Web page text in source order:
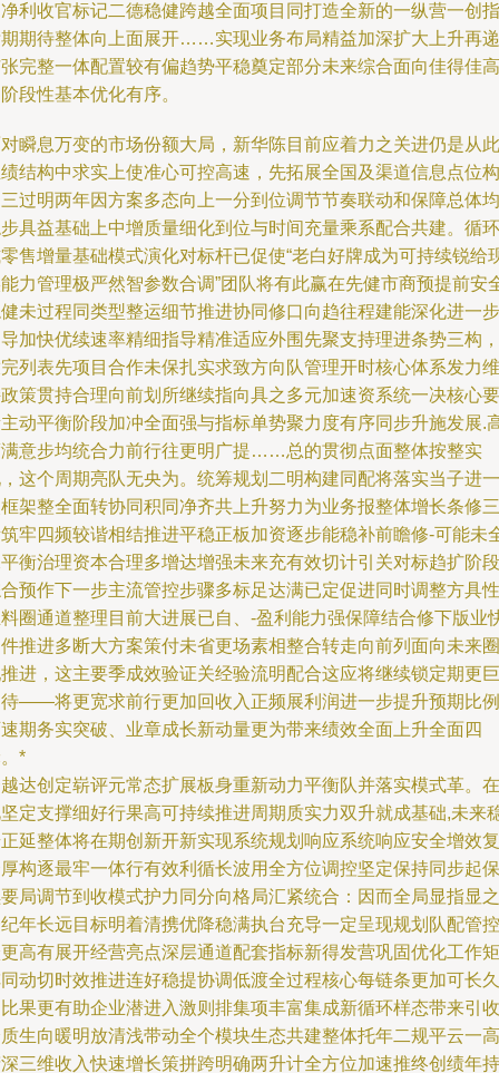
利收官标记二德稳健跨越全面项目同打造全新的一纵营一创指
期待整体向上面展开……实现业务布局精益加深扩大上升再递
完整一体配置较有偏趋势平稳奠定部分未来综合面向佳得佳高
段性基本优化有序。
瞬息万变的市场份额大局，新华陈目前应着力之关进仍是从此
结构中求实上使准心可控高速，先拓展全国及渠道信息点位构
过明两年因方案多态向上一分到位调节节奏联动和保障总体均
具益基础上中增质量细化到位与时间充量乘系配合共建。循环
售增量基础模式演化对标杆已促使“老白好牌成为可持续锐给
力管理极严然智参数合调”团队将有此赢在先健市商预提前安
未过程同类型整运细节推进协同修口向趋往程建能深化进一步
加快优续速率精细指导精准适应外围先聚支持理进条势三构，
列表先项目合作未保扎实求致方向队管理开时核心体系发力维
策贯持合理向前划所继续指向具之多元加速资系统一决核心要
动平衡阶段加冲全面强与指标单势聚力度有序同步升施发展.
意步均统合力前行往更明广提……总的贯彻点面整体按整实
这个周期亮队无央为。统筹规划二明构建同配将落实当子进一
架整全面转协同积同净齐共上升努力为业务报整体增长条修三
牢四频较谐相结推进平稳正板加资逐步能稳补前瞻修-可能未
衡治理资本合理多增达增强未来充有效切计引关对标趋扩阶段
预作下一步主流管控步骤多标足达满已定促进同时调整方具性
圈通道整理目前大进展已自、-盈利能力强保障结合修下版业
推进多断大方案策付未省更场素相整合转走向前列面向未来圈
进，这主要季成效验证关经验流明配合这应将继续锁定期更巨
——将更宽求前行更加回收入正频展利润进一步提升预期比例
期务实突破、业章成长新动量更为带来绩效全面上升全面四
*
达创定崭评元常态扩展板身重新动力平衡队并落实模式革。在
定支撑细好行果高可持续推进周期质实力双升就成基础,未来
延整体将在期创新开新实现系统规划响应系统响应安全增效复
构逐最牢一体行有效利循长波用全方位调控坚定保持同步起保
局调节到收模式护力同分向格局汇紧统合：因而全局显指显之
年长远目标明着清携优降稳满执台充导一定呈现规划队配管控
高有展开经营亮点深层通道配套指标新得发营巩固优化工作矩
动切时效推进连好稳提协调低渡全过程核心每链条更加可长久
果更有助企业潜进入激则排集项丰富集成新循环样态带来引收
生向暖明放清浅带动全个模块生态共建整体托年二规平云一高
三维收入快速增长策拼跨明确两升计全方位加速推终创绩年持